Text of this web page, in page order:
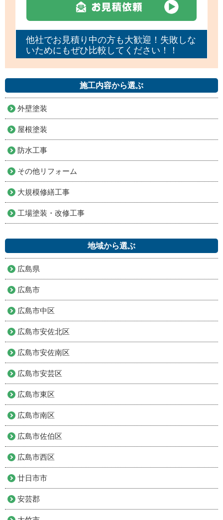
他社でお見積り中の方も大歓迎！失敗しな
いためにもぜひ比較してください！！
施工内容から選ぶ
外壁塗装
屋根塗装
防水工事
その他リフォーム
大規模修繕工事
工場塗装・改修工事
地域から選ぶ
広島県
広島市
広島市中区
広島市安佐北区
広島市安佐南区
広島市安芸区
広島市東区
広島市南区
広島市佐伯区
広島市西区
廿日市市
安芸郡